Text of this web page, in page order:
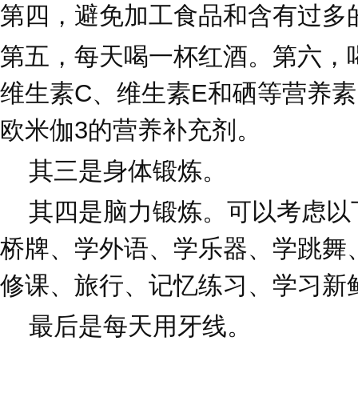
第四，避免加工食品和含有过多
第五，每天喝一杯红酒。第六
维生素C、维生素E和硒等营养
欧米伽3的营养补充剂。
其三是身体锻炼。
其四是脑力锻炼。可以考虑以
桥牌、学外语、学乐器、学跳舞
修课、旅行、记忆练习、学习新
最后是每天用牙线。